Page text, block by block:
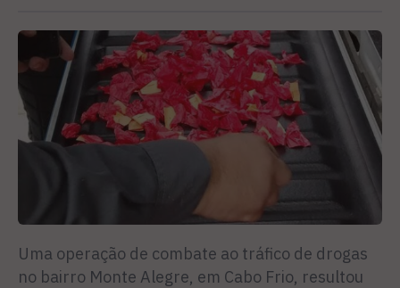
Uma operação de combate ao tráfico de drogas
no bairro Monte Alegre, em Cabo Frio, resultou